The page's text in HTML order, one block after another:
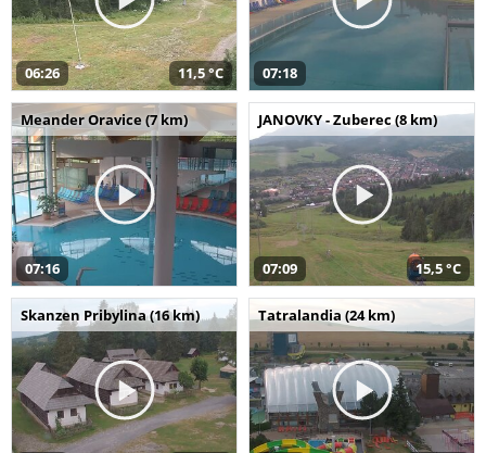
06:26 11,5 °C 07:18
Meander Oravice (7 km)
07:16
JANOVKY - Zuberec (8 km)
07:09 15,5 °C
Skanzen Pribylina (16 km) Tatralandia (24 km)